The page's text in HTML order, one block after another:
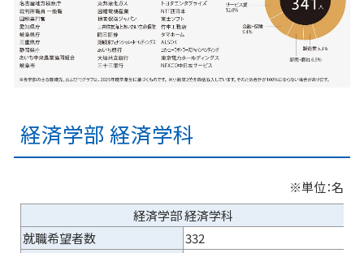
経済学部 経済学科
※単位：名
経済学部 経済学科
就職希望者数
332